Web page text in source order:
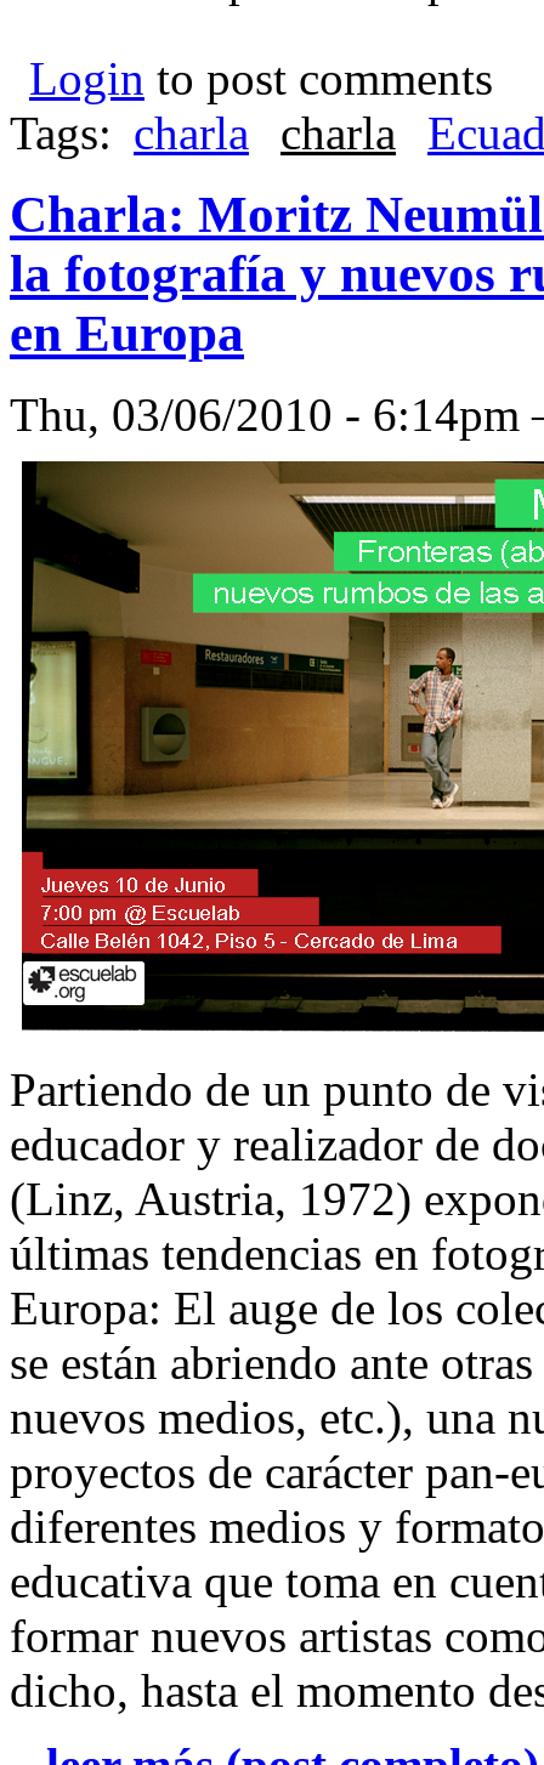
Login to post comments
Tags: charla charla
Charla: Moritz
la fotografía y nuevos
en Europa
Thu, 03/06/2010 -
Partiendo de un punto de
educador y realizador de
(Linz, Austria, 1972)
últimas tendencias en
Europa: El auge de los
se están abriendo ante
nuevos medios, etc.), una
proyectos de carácter pan-
diferentes medios y
educativa que toma en
formar nuevos artistas
dicho, hasta el momento